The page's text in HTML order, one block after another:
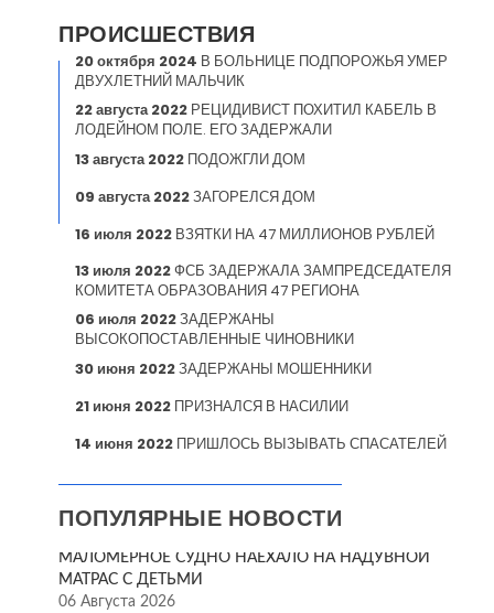
ПРОИСШЕСТВИЯ
20 октября 2024 В БОЛЬНИЦЕ ПОДПОРОЖЬЯ УМЕР
ДВУХЛЕТНИЙ МАЛЬЧИК
22 августа 2022 РЕЦИДИВИСТ ПОХИТИЛ КАБЕЛЬ В
ЛОДЕЙНОМ ПОЛЕ. ЕГО ЗАДЕРЖАЛИ
13 августа 2022 ПОДОЖГЛИ ДОМ
09 августа 2022ЗАГОРЕЛСЯ ДОМ
16 июля 2022 ВЗЯТКИ НА 47 МИЛЛИОНОВ РУБЛЕЙ
13 июля 2022ФСБ ЗАДЕРЖАЛА ЗАМПРЕДСЕДАТЕЛЯ
КОМИТЕТА ОБРАЗОВАНИЯ 47 РЕГИОНА
06 июля 2022ЗАДЕРЖАНЫ
ВЫСОКОПОСТАВЛЕННЫЕ ЧИНОВНИКИ
30 июня 2022ЗАДЕРЖАНЫ МОШЕННИКИ
21 июня 2022 ПРИЗНАЛСЯ В НАСИЛИИ
14 июня 2022 ПРИШЛОСЬ ВЫЗЫВАТЬ СПАСАТЕЛЕЙ
ПОПУЛЯРНЫЕ НОВОСТИ
МАЛОМЕРНОЕ СУДНО НАЕХАЛО НА НАДУВНОЙ
МАТРАС С ДЕТЬМИ
06 Августа 2026